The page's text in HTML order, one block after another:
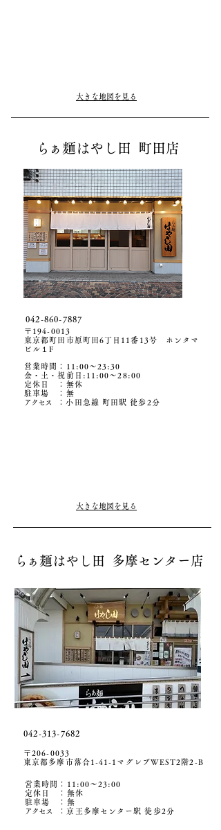
大きな地図を見る
ら ぁ麺はやし田 町田店
〒194-0013
​東京都町田市原町田6丁目11番13号 ホンタマ
ビル１F
営業時間：11:00〜23:30
金・土・祝前日:11:00～28:00
定休日 ：無休
駐車場
​ ：無
アクセ ス ：小田急線 町田駅 徒歩2分
大きな地図を見る
042-860-7887
ら ぁ麺はやし田 多摩センター店
​042-313-7682
〒206-0033
​東京都多摩市落合1-41-1マグレブWEST2階2-B
営業時間：11:00〜23:00
定休日 ：無休
駐車場 ：無
アクセ ス ：京王多摩センター駅 徒歩2分